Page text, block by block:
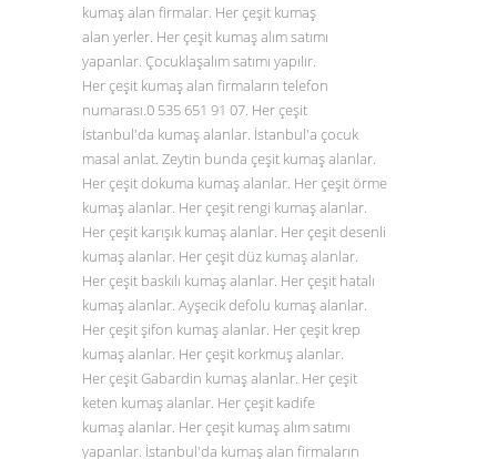
kumaş alan firmalar. Her çeşit kumaş
alan yerler. Her çeşit kumaş alım satımı
yapanlar. Çocuklaşalım satımı yapılır.
Her çeşit kumaş alan firmaların telefon
numarası.0 535 651 91 07. Her çeşit
İstanbul'da kumaş alanlar. İstanbul'a çocuk
masal anlat. Zeytin bunda çeşit kumaş alanlar.
Her çeşit dokuma kumaş alanlar. Her çeşit örme
kumaş alanlar. Her çeşit rengi kumaş alanlar.
Her çeşit karışık kumaş alanlar. Her çeşit desenli
kumaş alanlar. Her çeşit düz kumaş alanlar.
Her çeşit baskılı kumaş alanlar. Her çeşit hatalı
kumaş alanlar. Ayşecik defolu kumaş alanlar.
Her çeşit şifon kumaş alanlar. Her çeşit krep
kumaş alanlar. Her çeşit korkmuş alanlar.
Her çeşit Gabardin kumaş alanlar. Her çeşit
keten kumaş alanlar. Her çeşit kadife
kumaş alanlar. Her çeşit kumaş alım satımı
yapanlar. İstanbul'da kumaş alan firmaların